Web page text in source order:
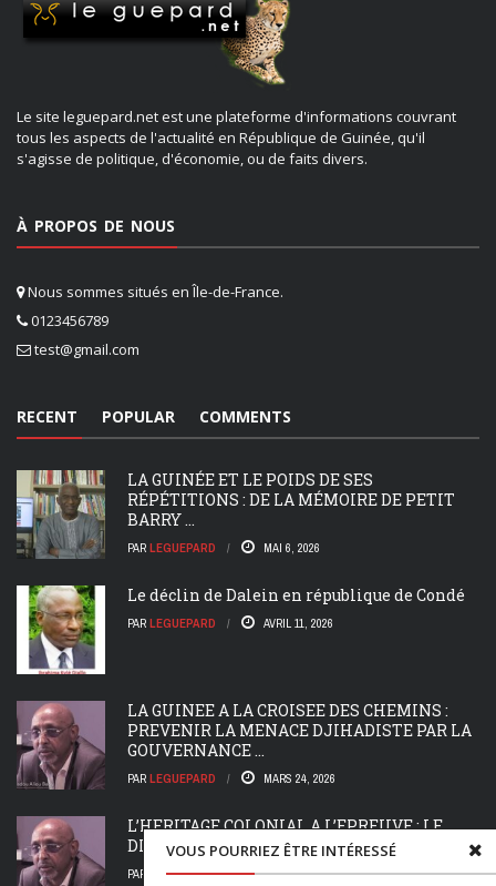
VOUS POURRIEZ ÊTRE INTÉRESSÉ
Le site leguepard.net est une plateforme d'informations couvrant
tous les aspects de l'actualité en République de Guinée, qu'il
s'agisse de politique, d'économie, ou de faits divers.
À PROPOS DE NOUS
Nous sommes situés en Île-de-France.
0123456789
test@gmail.com
RECENT POPULAR COMMENTS
LA GUINÉE ET LE POIDS DE SES
RÉPÉTITIONS : DE LA MÉMOIRE DE PETIT
BARRY ...
PAR LEGUEPARD MAI 6, 2026
Le déclin de Dalein en république de Condé
PAR LEGUEPARD AVRIL 11, 2026
LA GUINEE A LA CROISEE DES CHEMINS :
PREVENIR LA MENACE DJIHADISTE PAR LA
GOUVERNANCE ...
PAR LEGUEPARD MARS 24, 2026
L’HERITAGE COLONIAL A L’EPREUVE : LE
DIFFEREND FRONTALIER DU FLEUVE MANO
PAR LEGUEPARD MARS 19, 2026